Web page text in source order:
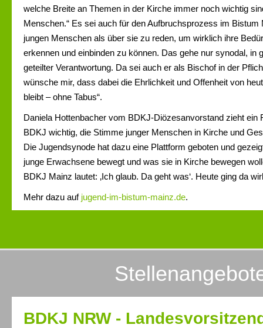
welche Breite an Themen in der Kirche immer noch wichtig
Menschen.“ Es sei auch für den Aufbruchsprozess im
jungen Menschen als über sie zu reden, um wirklich ihre
erkennen und einbinden zu können. Das gehe nur synodal, in
geteilter Verantwortung. Da sei auch er als Bischof in der
wünsche mir, dass dabei die Ehrlichkeit und Offenheit von
bleibt – ohne Tabus“.
Daniela Hottenbacher vom BDKJ-Diözesanvorstand zieht ein
BDKJ wichtig, die Stimme junger Menschen in Kirche und
Die Jugendsynode hat dazu eine Plattform geboten und
junge Erwachsene bewegt und was sie in Kirche bewegen
BDKJ Mainz lautet: ‚Ich glaub. Da geht was‘. Heute ging da
Mehr dazu auf jugend-im-bistum-mainz.de.
BDKJ NRW -